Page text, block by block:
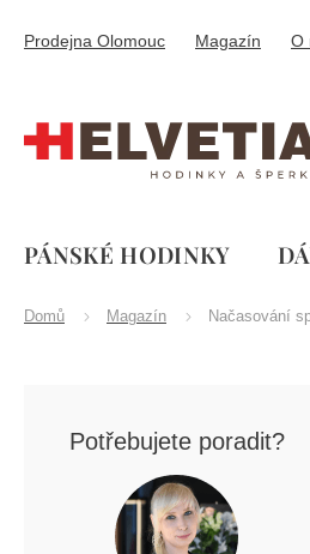
obsah
Prodejna Olomouc Magazín O
PÁNSKÉ HODINKY
Domů Magazín Načasování
Potřebujete poradit?